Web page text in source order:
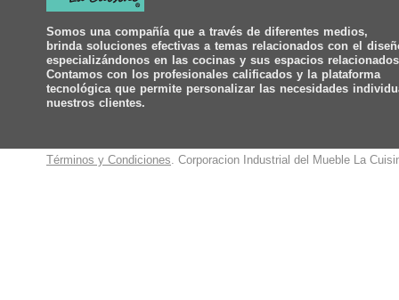
Somos una compañía que a través de diferentes medios,
brinda soluciones efectivas a temas relacionados con el
especializándonos en las cocinas y sus espacios
Contamos con los profesionales calificados y la plataforma
tecnológica que permite personalizar las necesidades
nuestros clientes.
Términos y Condiciones. Corporacion Industrial del Mueble La